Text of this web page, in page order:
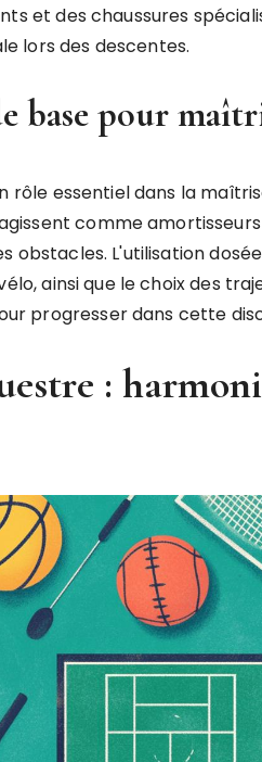
et des chaussures
lors des descentes.
base pour
rôle essentiel dans la
comme
obstacles. L'utilisation
ainsi que le choix des
progresser dans cette
: